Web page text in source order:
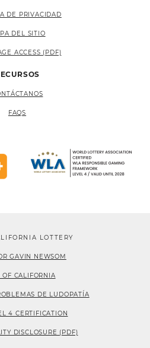
DE PRIVACIDAD
DEL SITIO
ACCESS (PDF)
FAQS
LOTTERY
GAVIN NEWSOM
OF CALIFORNIA
DE LUDOPATÍA
4 CERTIFICATION
DISCLOSURE (PDF)